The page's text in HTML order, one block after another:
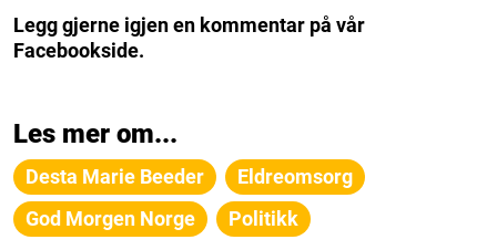
Legg gjerne igjen en kommentar på vår
Facebookside.
Les mer om...
Desta Marie Beeder
Eldreomsorg
God Morgen Norge
Politikk